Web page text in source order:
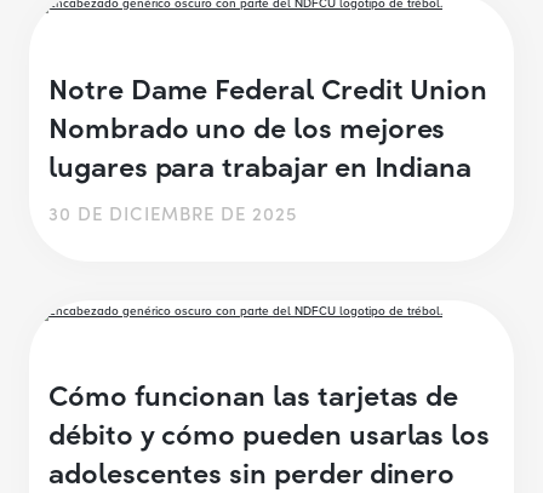
Notre Dame Federal Credit Union
Nombrado uno de los mejores
lugares para trabajar en Indiana
30 DE DICIEMBRE DE 2025
Cómo funcionan las tarjetas de
débito y cómo pueden usarlas los
adolescentes sin perder dinero